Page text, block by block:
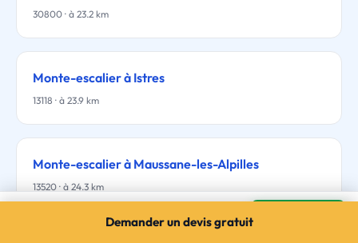
30800 · à 23.2 km
Monte-escalier à Istres
13118 · à 23.9 km
Monte-escalier à Maussane-les-Alpilles
13520 · à 24.3 km
3 devis gratuits · sans engagementDemander un devis gratuit